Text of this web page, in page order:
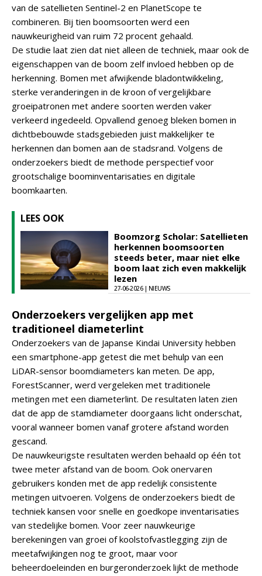
van de satellieten Sentinel-2 en PlanetScope te
combineren. Bij tien boomsoorten werd een
nauwkeurigheid van ruim 72 procent gehaald.
De studie laat zien dat niet alleen de techniek, maar ook de
eigenschappen van de boom zelf invloed hebben op de
herkenning. Bomen met afwijkende bladontwikkeling,
sterke veranderingen in de kroon of vergelijkbare
groeipatronen met andere soorten werden vaker
verkeerd ingedeeld. Opvallend genoeg bleken bomen in
dichtbebouwde stadsgebieden juist makkelijker te
herkennen dan bomen aan de stadsrand. Volgens de
onderzoekers biedt de methode perspectief voor
grootschalige boominventarisaties en digitale
boomkaarten.
LEES OOK
Boomzorg Scholar: Satellieten
herkennen boomsoorten
steeds beter, maar niet elke
boom laat zich even makkelijk
lezen
27-06-2026 | NIEUWS
Onderzoekers vergelijken app met
traditioneel diameterlint
Onderzoekers van de Japanse Kindai University hebben
een smartphone-app getest die met behulp van een
LiDAR-sensor boomdiameters kan meten. De app,
ForestScanner, werd vergeleken met traditionele
metingen met een diameterlint. De resultaten laten zien
dat de app de stamdiameter doorgaans licht onderschat,
vooral wanneer bomen vanaf grotere afstand worden
gescand.
De nauwkeurigste resultaten werden behaald op één tot
twee meter afstand van de boom. Ook onervaren
gebruikers konden met de app redelijk consistente
metingen uitvoeren. Volgens de onderzoekers biedt de
techniek kansen voor snelle en goedkope inventarisaties
van stedelijke bomen. Voor zeer nauwkeurige
berekeningen van groei of koolstofvastlegging zijn de
meetafwijkingen nog te groot, maar voor
beheerdoeleinden en burgeronderzoek lijkt de methode